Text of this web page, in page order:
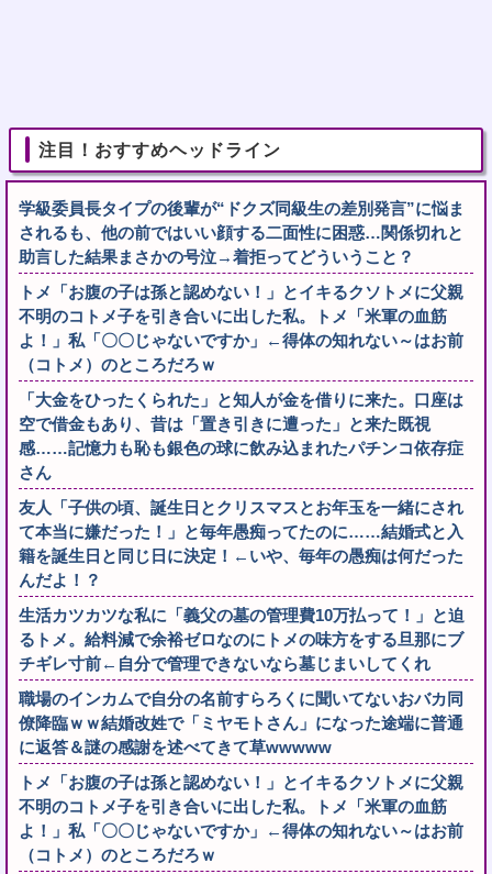
注目！おすすめヘッドライン
学級委員長タイプの後輩が“ドクズ同級生の差別発言”に悩ま
されるも、他の前ではいい顔する二面性に困惑…関係切れと
助言した結果まさかの号泣→着拒ってどういうこと？
トメ「お腹の子は孫と認めない！」とイキるクソトメに父親
不明のコトメ子を引き合いに出した私。トメ「米軍の血筋
よ！」私「〇〇じゃないですか」←得体の知れない～はお前
（コトメ）のところだろｗ
「大金をひったくられた」と知人が金を借りに来た。口座は
空で借金もあり、昔は「置き引きに遭った」と来た既視
感……記憶力も恥も銀色の球に飲み込まれたパチンコ依存症
さん
友人「子供の頃、誕生日とクリスマスとお年玉を一緒にされ
て本当に嫌だった！」と毎年愚痴ってたのに……結婚式と入
籍を誕生日と同じ日に決定！←いや、毎年の愚痴は何だった
んだよ！？
生活カツカツな私に「義父の墓の管理費10万払って！」と迫
るトメ。給料減で余裕ゼロなのにトメの味方をする旦那にブ
チギレ寸前←自分で管理できないなら墓じまいしてくれ
職場のインカムで自分の名前すらろくに聞いてないおバカ同
僚降臨ｗｗ結婚改姓で「ミヤモトさん」になった途端に普通
に返答＆謎の感謝を述べてきて草wwwww
トメ「お腹の子は孫と認めない！」とイキるクソトメに父親
不明のコトメ子を引き合いに出した私。トメ「米軍の血筋
よ！」私「〇〇じゃないですか」←得体の知れない～はお前
（コトメ）のところだろｗ